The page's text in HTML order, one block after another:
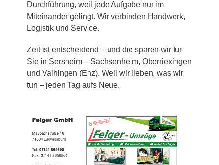
Durchführung, weil jede Aufgabe nur im
Miteinander gelingt. Wir verbinden Handwerk,
Logistik und Service.
Zeit ist entscheidend – und die sparen wir für
Sie in Sersheim – Sachsenheim, Oberriexingen
und Vaihingen (Enz). Weil wir lieben, was wir
tun – jeden Tag aufs Neue.